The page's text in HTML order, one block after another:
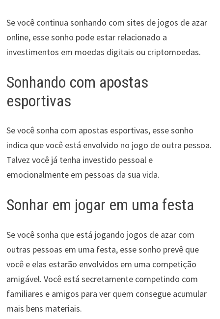
Se você continua sonhando com sites de jogos de azar
online, esse sonho pode estar relacionado a
investimentos em moedas digitais ou criptomoedas.
Sonhando com apostas
esportivas
Se você sonha com apostas esportivas, esse sonho
indica que você está envolvido no jogo de outra pessoa.
Talvez você já tenha investido pessoal e
emocionalmente em pessoas da sua vida.
Sonhar em jogar em uma festa
Se você sonha que está jogando jogos de azar com
outras pessoas em uma festa, esse sonho prevê que
você e elas estarão envolvidos em uma competição
amigável. Você está secretamente competindo com
familiares e amigos para ver quem consegue acumular
mais bens materiais.